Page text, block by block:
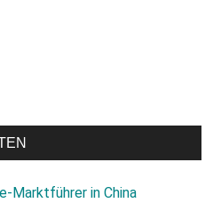
Marktführer in China